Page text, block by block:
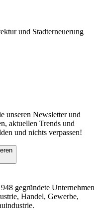
und Stadterneuerung
unseren Newsletter und
aktuellen Trends und
und nichts verpassen!
gegründete Unternehmen
Handel, Gewerbe,